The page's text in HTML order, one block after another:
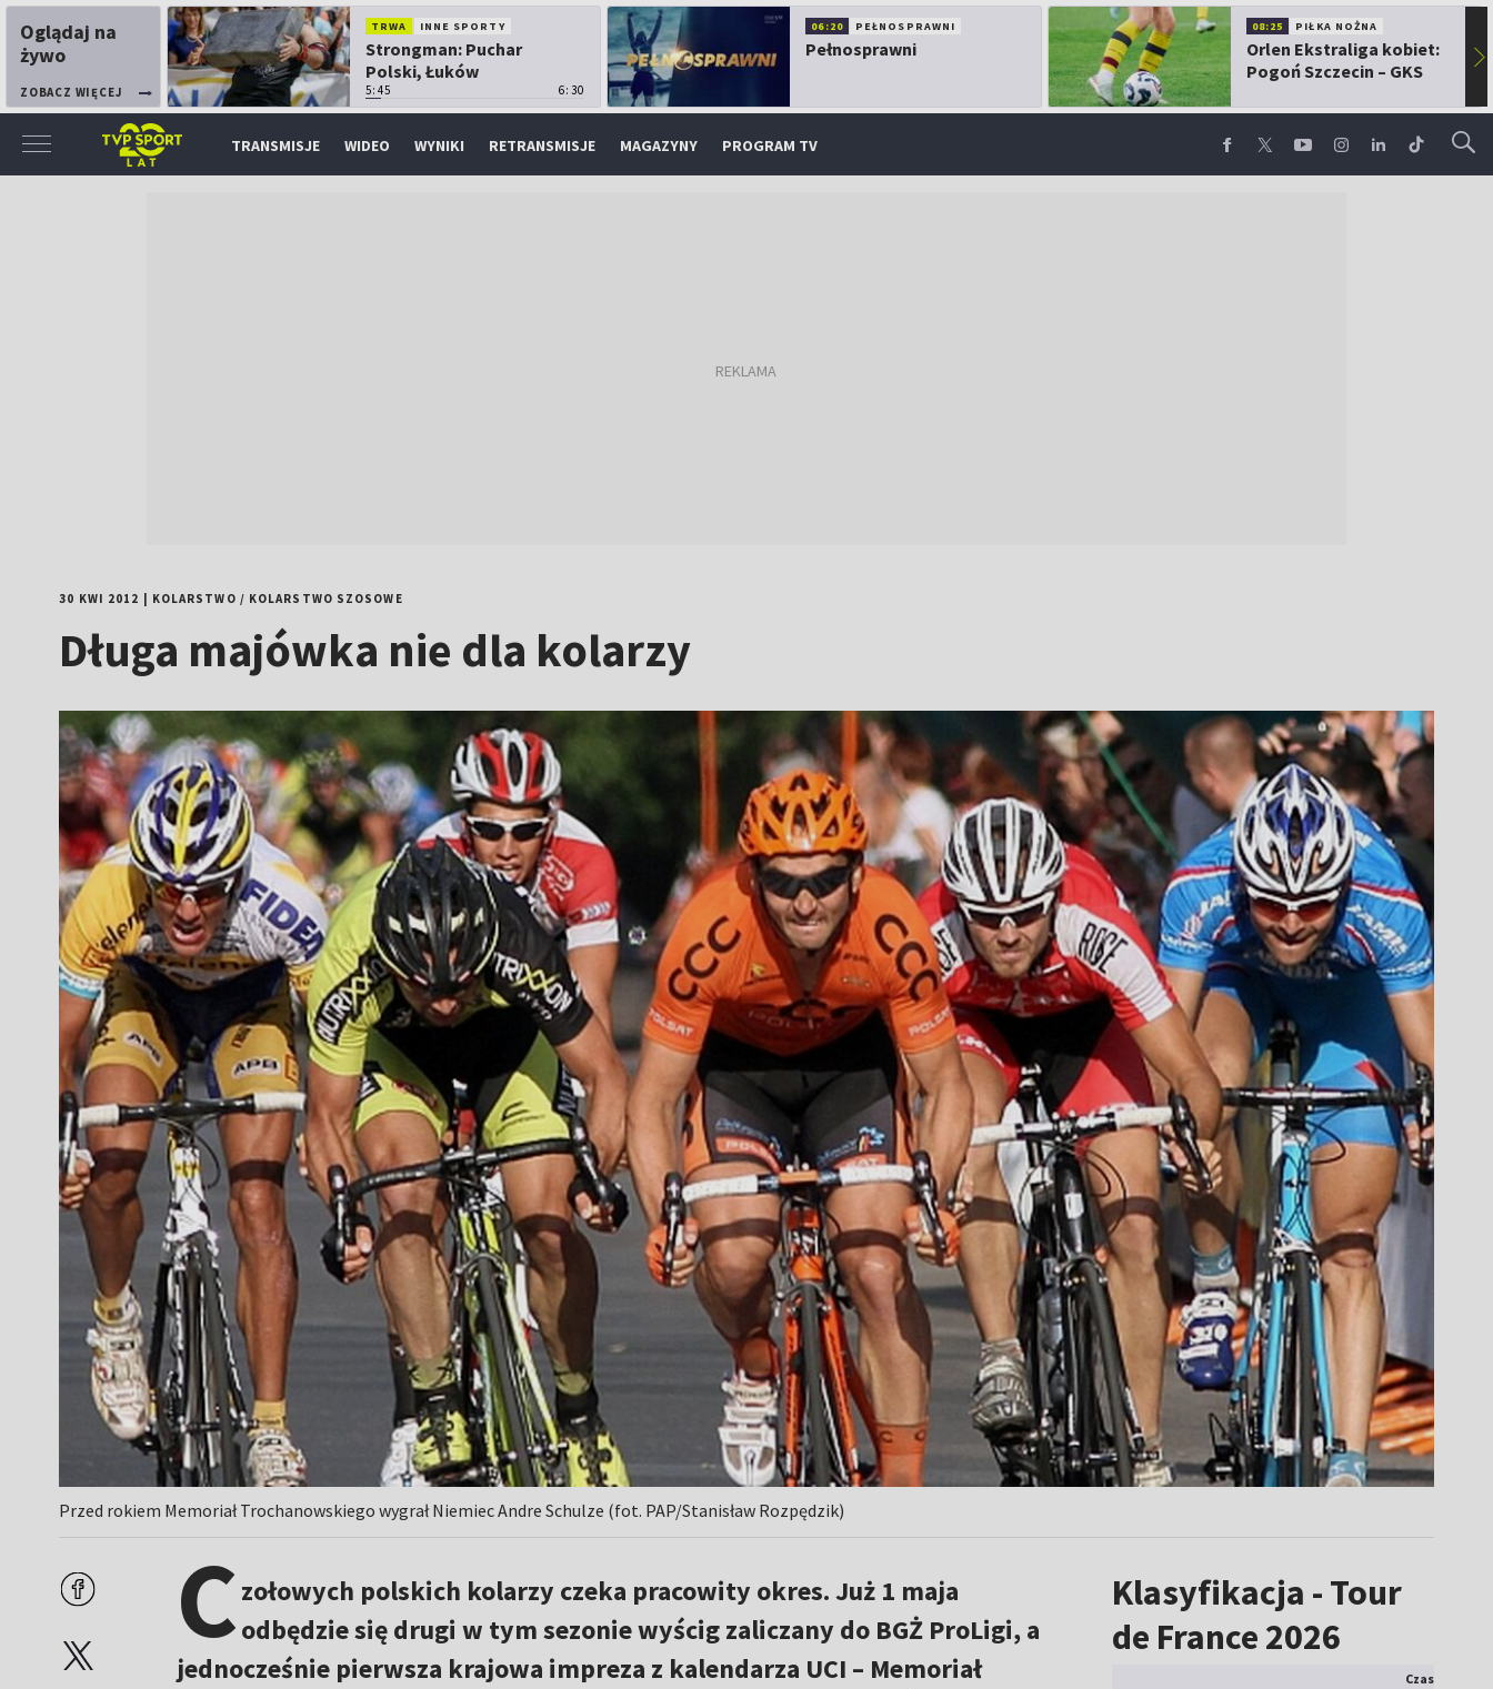
Oglądaj na
żywo
ZOBACZ WIĘCEJ
TRWA INNE SPORTY
Strongman: Puchar
Polski, Łuków
5:45 6:30
06:20 PEŁNOSPRAWNI
Pełnosprawni
08:25 PIŁKA NOŻNA
Orlen Ekstraliga kobiet:
Pogoń Szczecin – GKS
▶
TRANSMISJE WIDEO WYNIKI RETRANSMISJE MAGAZYNY PROGRAM TV
30 KWI 2012 KOLARSTWO / KOLARSTWO SZOSOWE
Długa majówka nie dla kolarzy
Przed rokiem Memoriał Trochanowskiego wygrał Niemiec Andre Schulze (fot. PAP/Stanisław Rozpędzik)
Czołowych polskich kolarzy czeka pracowity okres. Już 1 maja
odbędzie się drugi w tym sezonie wyścig zaliczany do BGŻ ProLigi, a
jednocześnie pierwsza krajowa impreza z kalendarza UCI – Memoriał
Klasyfikacja - Tour
de France 2026
Czas